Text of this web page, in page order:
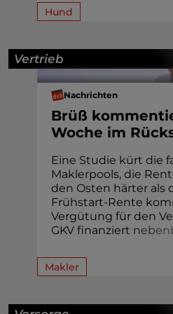
Hund
Vertrieb
Nachrichten
Brüß
Woche im
Eine Studie kürt die
Maklerpools, die
den Osten härter als
Frühstart-Rente
Vergütung für den
GKV finanziert neben
Makler